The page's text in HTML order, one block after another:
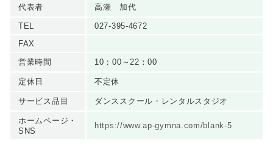
代表者 高瀬 加代
TEL
027-395-4672
FAX
営業時間
10：00～22：00
定休日 不定休
サービス品目 ダンススクール・レンタルスタジオ
ホームページ・
SNS
https://www.ap-gymna.com/blank-5